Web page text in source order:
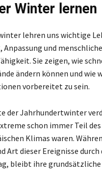
Winter lernen
lehren uns wichtige
Anpassung und menschliche
Sie zeigen, wie
ändern können und wie
vorbereitet zu sein.
der Jahrhundertwinter
schon immer Teil des
Klimas waren.
Art dieser Ereignisse
bleibt ihre